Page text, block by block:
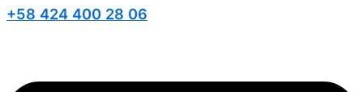
+58 424 400 28 06